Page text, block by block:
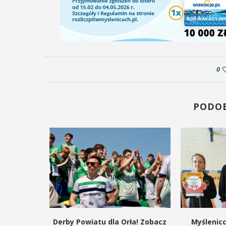
0
Derby Powiatu dla Orła! Zobacz